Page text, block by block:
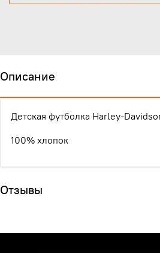
Описание
Детская футболка Harley-
100% хлопок
Отзывы